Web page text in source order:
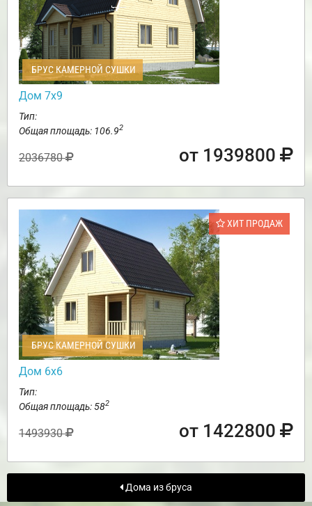
БРУС КАМЕРНОЙ СУШКИ
Дом 7х9
Тип:
Общая площадь: 106.92
2036780 от 1939800
ХИТ ПРОДАЖ
БРУС КАМЕРНОЙ СУШКИ
Дом 6х6
Тип:
Общая площадь: 582
1493930 от 1422800
Дома из бруса